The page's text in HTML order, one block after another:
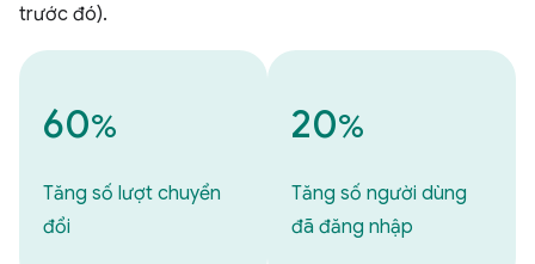
trước đó).
60%
Tăng số lượt chuyển
đổi
20%
Tăng số người dùng
đã đăng nhập